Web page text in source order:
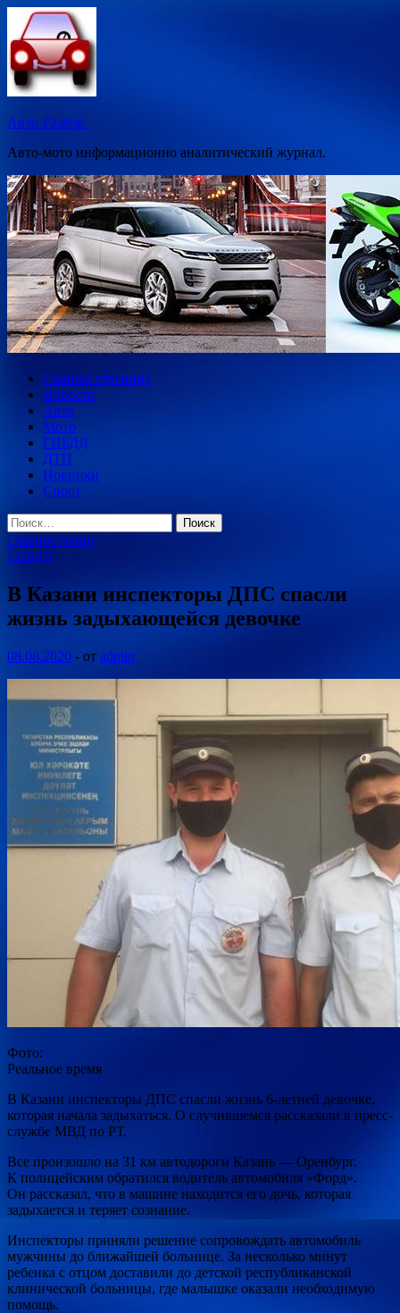
Перейти
содержимому
Авто-Разбор.
Авто-мото информационно аналитический журнал.
Главная страница
Новости
Авто
Мото
ГИБДД
ДТП
Новинки
Спорт
Найти:
Главное меню
ГИБДД
В Казани инспекторы ДПС спасли
жизнь задыхающейся девочке
08.08.2020 - от admin
Фото:
Реальное время
В Казани инспекторы ДПС спасли жизнь 6-летней девочке,
которая начала задыхаться. О случившемся рассказали в пресс-
службе МВД по РТ.
Все произошло на 31 км автодороги Казань — Оренбург.
К полицейским обратился водитель автомобиля «Форд».
Он рассказал, что в машине находится его дочь, которая
задыхается и теряет сознание.
Инспекторы приняли решение сопровождать автомобиль
мужчины до ближайшей больнице. За несколько минут
ребенка с отцом доставили до детской республиканской
клинической больницы, где малышке оказали необходимую
помощь.